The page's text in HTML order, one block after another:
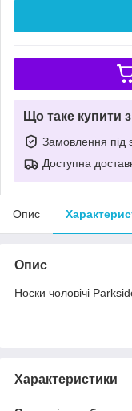
Що таке купити
Замовлення під
Доступна
Опис
Опис
Носки чоловічі
Характеристики